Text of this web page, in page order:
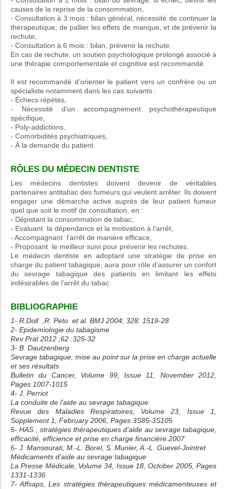
causes de la reprise de la consommation,
- Consultation à 3 mois : bilan général, nécessité de continuer la
thérapeutique, de pallier les effets de manque, et de prévenir la
rechute,
- Consultation à 6 mois : bilan, prévenir la rechute.
En cas de rechute, un soutien psychologique prolongé associé à
une thérapie comportementale et cognitive est recommandé.
Il est recommandé d’orienter le patient vers un confrère ou un
spécialiste notamment dans les cas suivants :
- Échecs répétés,
- Nécessité d’un accompagnement psychothérapeutique
spécifique,
- Poly-addictions,
- Comorbidités psychiatriques,
- À la demande du patient.
RÔLES DU MÉDECIN DENTISTE
Les médecins dentistes doivent devenir de véritables
partenaires antitabac des fumeurs qui veulent arrêter. Ils doivent
engager une démarche active auprès de leur patient fumeur
quel que soit le motif de consultation, en :
- Dépistant la consommation de tabac,
- Evaluant la dépendance et la motivation à l’arrêt,
- Accompagnant l’arrêt de manière efficace,
- Proposant le meilleur suivi pour prévenir les rechutes.
Le médecin dentiste en adoptant une stratégie de prise en
charge du patient tabagique, aura pour rôle d’assurer un confort
du sevrage tabagique des patients en limitant les effets
indésirables de l’arrêt du tabac.
BIBLIOGRAPHIE
1- R.Doll ,R. Peto et al. BMJ 2004; 328: 1519-28
2- Epidemiologie du tabagisme
Rev Prat 2012 ;62 :325-32
3- B. Dautzenberg
Sevrage tabagique, mise au point sur la prise en charge actuelle
et ses résultats
Bulletin du Cancer, Volume 99, Issue 11, November 2012,
Pages 1007-1015
4- J. Perriot
La conduite de l’aide au sevrage tabagique
Revue des Maladies Respiratoires, Volume 23, Issue 1,
Supplement 1, February 2006, Pages 3S85-3S105
5- HAS , stratégies thérapeutiques d’aide au sevrage tabagique,
efficacité, efficience et prise en charge financière.2007
6- J. Mansourati, M.-L. Borel, S. Munier, A.-L. Guevel-Jointret
Médicaments d’aide au sevrage tabagique
La Presse Médicale, Volume 34, Issue 18, October 2005, Pages
1331-1336
7- Affsaps, Les stratégies thérapeutiques médicamenteuses et